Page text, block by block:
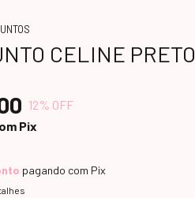
CELINE PRETO
12% OFF
Pix
pagando com Pix